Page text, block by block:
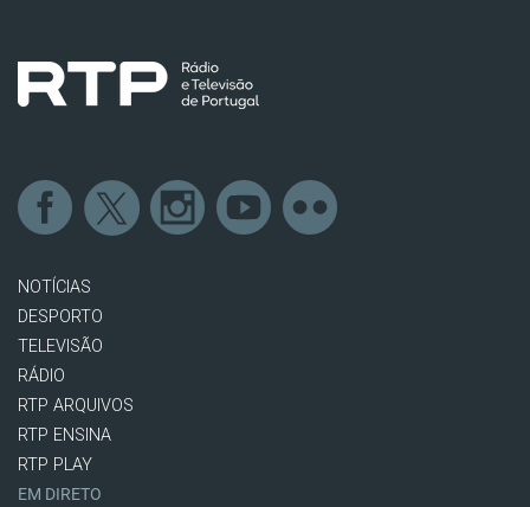
NOTÍCIAS
DESPORTO
TELEVISÃO
RÁDIO
RTP ARQUIVOS
RTP ENSINA
RTP PLAY
EM DIRETO